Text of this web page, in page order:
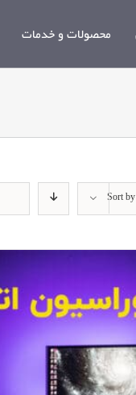
محصولات و خدمات
Sort by